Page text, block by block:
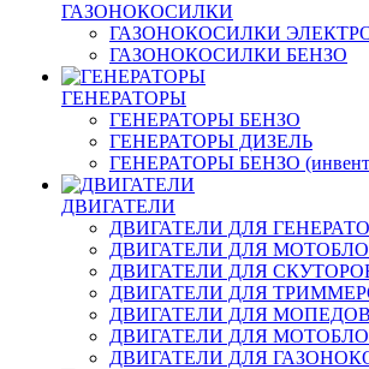
ГАЗОНОКОСИЛКИ
ГАЗОНОКОСИЛКИ
ГАЗОНОКОСИЛКИ БЕНЗО
ГЕНЕРАТОРЫ
ГЕНЕРАТОРЫ БЕНЗО
ГЕНЕРАТОРЫ ДИЗЕЛЬ
ГЕНЕРАТОРЫ БЕНЗО
ДВИГАТЕЛИ
ДВИГАТЕЛИ ДЛЯ
ДВИГАТЕЛИ ДЛЯ
ДВИГАТЕЛИ ДЛЯ
ДВИГАТЕЛИ ДЛЯ
ДВИГАТЕЛИ ДЛЯ
ДВИГАТЕЛИ ДЛЯ
ДВИГАТЕЛИ ДЛЯ